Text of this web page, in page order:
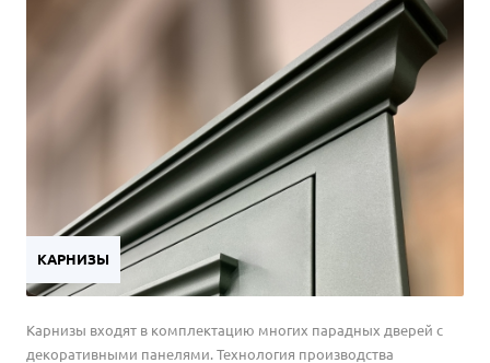
КАРНИЗЫ
Карнизы входят в комплектацию многих парадных дверей с
декоративными панелями. Технология производства